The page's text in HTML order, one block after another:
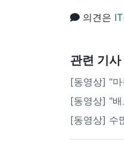
의견은
관련 기사
[동영상] “
[동영상] "
[동영상] 수